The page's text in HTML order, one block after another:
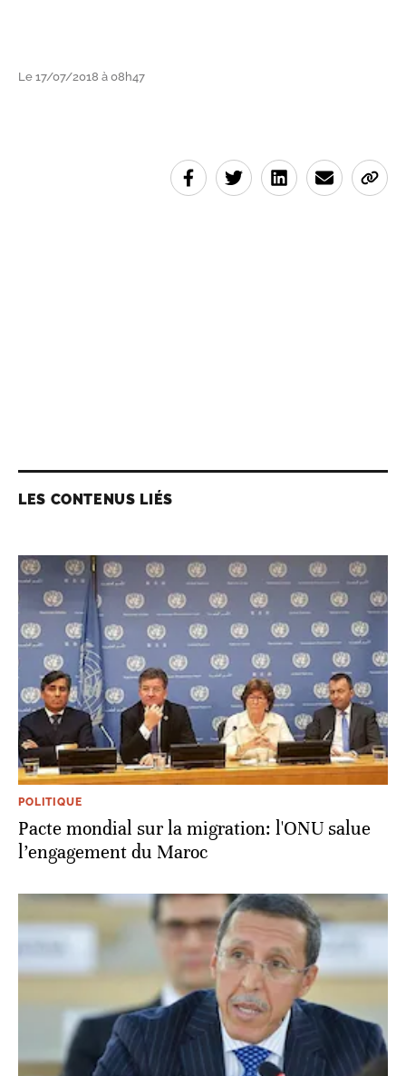
Le 17/07/2018 à 08h47
LES CONTENUS LIÉS
POLITIQUE
Pacte mondial sur la migration: l'ONU salue
l’engagement du Maroc